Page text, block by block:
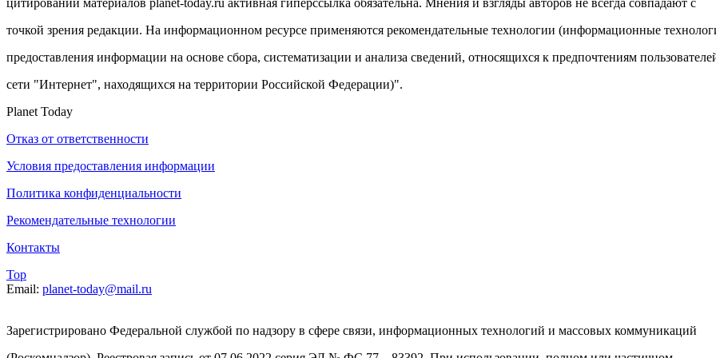
цитировании материалов planet-today.ru активная гиперссылка обязательна. Мнения и взгляды авторов не всегда совпадают с
точкой зрения редакции. На информационном ресурсе применяются рекомендательные технологии (информационные
предоставления информации на основе сбора, систематизации и анализа сведений, относящихся к предпочтениям
сети "Интернет", находящихся на территории Российской Федерации)".
Planet Today
Отказ от ответственности
Условия предоставления информации
Политика конфиденциальности
Рекомендательные технологии
Контакты
Top
Email: planet-today@mail.ru
Зарегистрировано Федеральной службой по надзору в сфере связи, информационных технологий и массовых коммуникаций